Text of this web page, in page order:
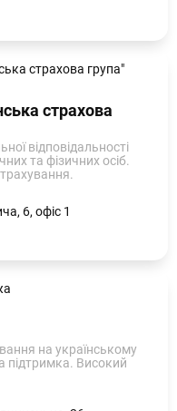
страхова
відповідальності
та фізичних осіб.
6, офіс 1
на українському
підтримка. Високий